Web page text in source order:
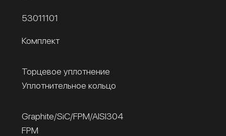
53011101
Комплект
Торцевое уплотнение
Уплотнительное кольцо
Graphite/SiC/FPM/AISI304
FPM